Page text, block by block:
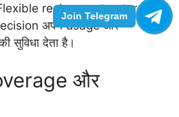
Join Telegram
recharge structure
अपने usage और
सुविधा देता है।
और